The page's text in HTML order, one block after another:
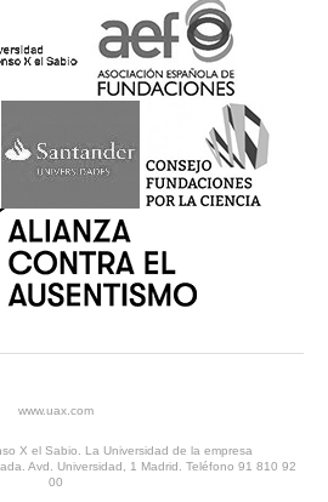
www.uax.com
X el Sabio. La Universidad de la empresa
Avd. Universidad, 1 Madrid. Teléfono 91 810 92
00